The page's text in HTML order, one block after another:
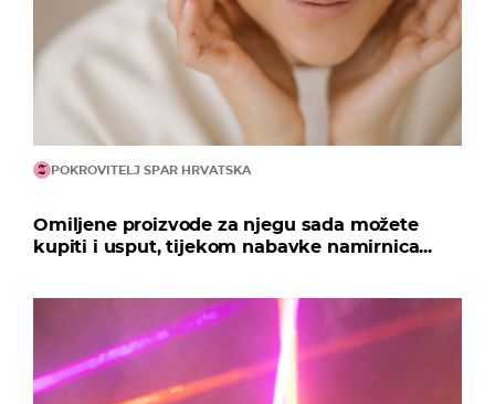
POKROVITELJ SPAR HRVATSKA
Omiljene proizvode za njegu sada možete
kupiti i usput, tijekom nabavke namirnica...